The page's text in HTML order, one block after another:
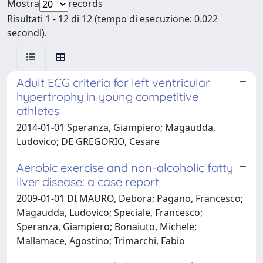
Mostra
records
Risultati 1 - 12 di 12 (tempo di esecuzione: 0.022
secondi).
Adult ECG criteria for left ventricular
hypertrophy in young competitive
athletes
2014-01-01 Speranza, Giampiero; Magaudda,
Ludovico; DE GREGORIO, Cesare
Aerobic exercise and non-alcoholic fatty
liver disease: a case report
2009-01-01 DI MAURO, Debora; Pagano, Francesco;
Magaudda, Ludovico; Speciale, Francesco;
Speranza, Giampiero; Bonaiuto, Michele;
Mallamace, Agostino; Trimarchi, Fabio